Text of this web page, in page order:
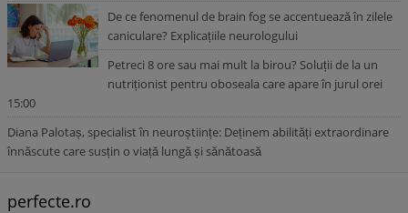
De ce fenomenul de brain fog se accentuează în zilele
caniculare? Explicațiile neurologului
Petreci 8 ore sau mai mult la birou? Soluții de la un
nutriționist pentru oboseala care apare în jurul orei
15:00
Diana Palotaș, specialist în neuroștiințe: Deținem abilități extraordinare
înnăscute care susțin o viață lungă și sănătoasă
perfecte.ro